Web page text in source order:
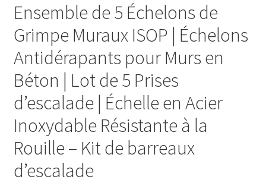
Ensemble de 5 Échelons de
Grimpe Muraux ISOP | Échelons
Antidérapants pour Murs en
Béton | Lot de 5 Prises
d’escalade | Échelle en Acier
Inoxydable Résistante à la
Rouille – Kit de barreaux
d’escalade